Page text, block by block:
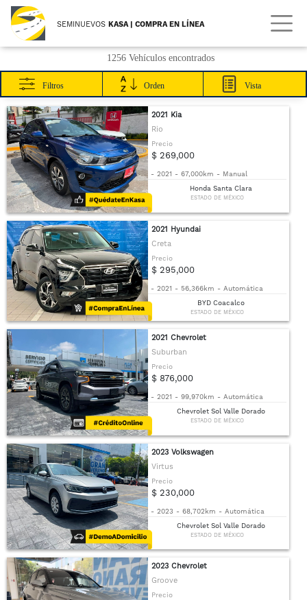
SEMINUEVOS KASA | COMPRA EN LÍNEA
1256 Vehículos encontrados
Filtros Orden Vista
2021 Kia
Rio
Precio
$ 269,000
- 2021 - 67,000km - Manual
Honda Santa Clara
ESTADO DE MÉXICO
2021 Hyundai
Creta
Precio
$ 295,000
- 2021 - 56,366km - Automática
BYD Coacalco
ESTADO DE MÉXICO
2021 Chevrolet
Suburban
Precio
$ 876,000
- 2021 - 99,970km - Automática
Chevrolet Sol Valle Dorado
ESTADO DE MÉXICO
2023 Volkswagen
Virtus
Precio
$ 230,000
- 2023 - 68,702km - Automática
Chevrolet Sol Valle Dorado
ESTADO DE MÉXICO
2023 Chevrolet
Groove
Precio